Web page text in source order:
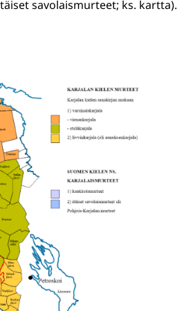
savolaismurteet; ks. kartta).